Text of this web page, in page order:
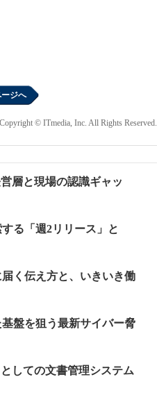
ジへ
Copyright © ITmedia, Inc. All Rights Reserved.